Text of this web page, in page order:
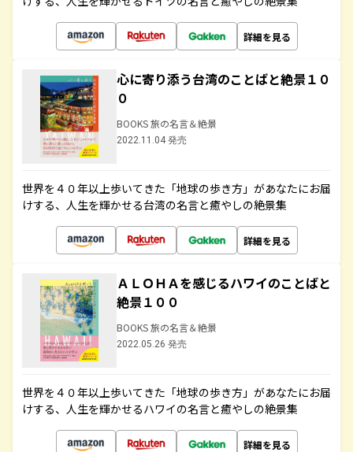
詳細を見る
心に寄り添う台湾のことばと絶景１０
０
BOOKS 旅の名言＆絶景
2022.11.04 発売
世界を４０年以上歩いてきた「地球の歩き方」があなたにお届
けする、人生を輝かせる台湾の名言と癒やしの絶景集
詳細を見る
ＡＬＯＨＡを感じるハワイのことばと
絶景１００
BOOKS 旅の名言＆絶景
2022.05.26 発売
世界を４０年以上歩いてきた「地球の歩き方」があなたにお届
けする、人生を輝かせるハワイの名言と癒やしの絶景集
詳細を見る